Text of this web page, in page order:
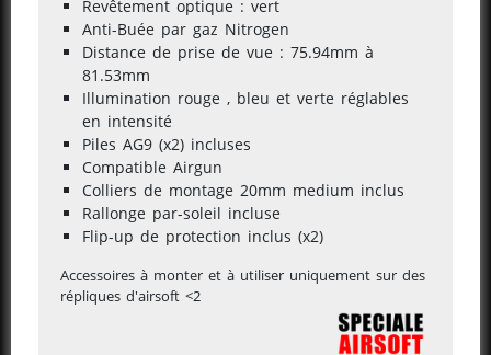
Revêtement optique : vert
Anti-Buée par gaz Nitrogen
Distance de prise de vue : 75.94mm à
81.53mm
Illumination rouge , bleu et verte réglables
en intensité
Piles AG9 (x2) incluses
Compatible Airgun
Colliers de montage 20mm medium inclus
Rallonge par-soleil incluse
Flip-up de protection inclus (x2)
Accessoires à monter et à utiliser uniquement sur des
répliques d'airsoft <2